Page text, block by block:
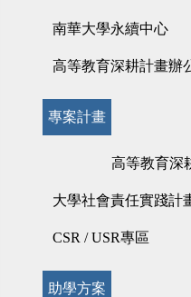
南華大學永續中心
高等教育深耕計畫辦
專案計畫
高等教育深
大學社會責任實踐計
CSR / USR專區
助學方案